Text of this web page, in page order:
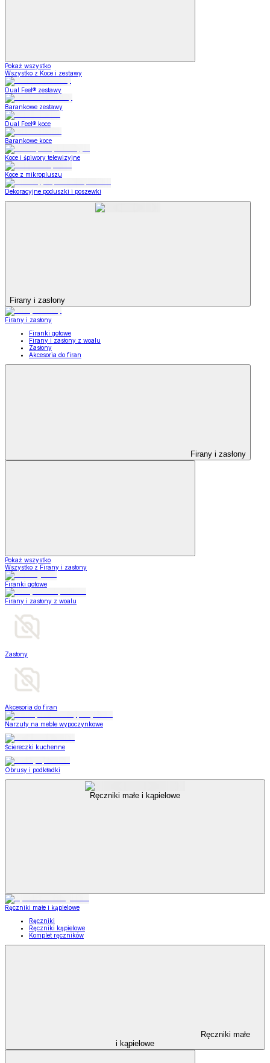
Pokaż wszystko
Wszystko z Koce i zestawy
Dual Feel® zestawy
Barankowe zestawy
Dual Feel® koce
Barankowe koce
Koce i śpiwory telewizyjne
Koce z mikropluszu
Dekoracyjne poduszki i poszewki
Firany i zasłony
Firany i zasłony
Firanki gotowe
Firany i zasłony z woalu
Zasłony
Akcesoria do firan
Firany i zasłony
Pokaż wszystko
Wszystko z Firany i zasłony
Firanki gotowe
Firany i zasłony z woalu
Zasłony
Akcesoria do firan
Narzuty na meble wypoczynkowe
Ściereczki kuchenne
Obrusy i podkładki
Ręczniki małe i kąpielowe
Ręczniki małe i kąpielowe
Ręczniki
Ręczniki kąpielowe
Komplet ręczników
Ręczniki małe
i kąpielowe